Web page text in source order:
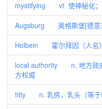
mystifying vt. 使神秘化；
Augsburg 奥格斯堡[德意
Holbein 霍尔拜因（人名）
local authority n. 地方政
方权威
titty n. 乳房，乳头（等于